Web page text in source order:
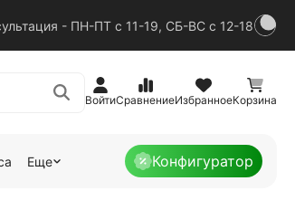
- ПН-ПТ с 11-19, СБ-ВС с 12-18
ВойтиСравнениеИзбранноеКорзина
Еще Конфигуратор